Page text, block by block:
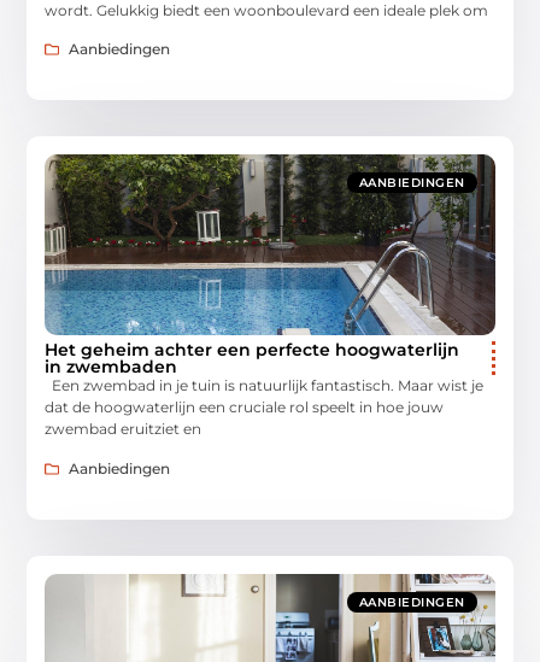
wordt. Gelukkig biedt een woonboulevard een ideale plek om
Aanbiedingen
AANBIEDINGEN
Het geheim achter een perfecte hoogwaterlijn
in zwembaden
Een zwembad in je tuin is natuurlijk fantastisch. Maar wist je
dat de hoogwaterlijn een cruciale rol speelt in hoe jouw
zwembad eruitziet en
Aanbiedingen
AANBIEDINGEN